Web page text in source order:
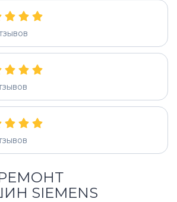
SIEMENS